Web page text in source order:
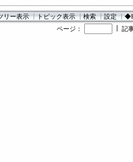
リー表示┃トピック表示┃検索┃設定┃
ページ：
記